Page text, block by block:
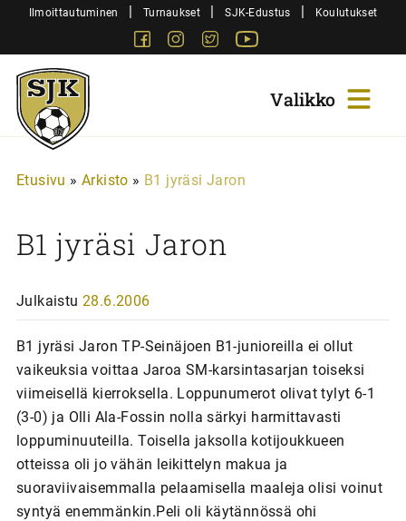
SiirryIlmoittautuminen | Turnaukset | SJK-Edustus | Koulutukset
FacebookInstagram
Twitter
Sjk-
Juniorit
Etusivu » Arkisto » B1 jyräsi Jaron
B1 jyräsi Jaron
Julkaistu 28.6.2006
B1 jyräsi Jaron TP-Seinäjoen B1-junioreilla ei ollut
vaikeuksia voittaa Jaroa SM-karsintasarjan toiseksi
viimeisellä kierroksella. Loppunumerot olivat tylyt 6-1
(3-0) ja Olli Ala-Fossin nolla särkyi harmittavasti
loppuminuuteilla. Toisella jaksolla kotijoukkueen
otteissa oli jo vähän leikittelyn makua ja
suoraviivaisemmalla pelaamisella maaleja olisi voinut
syntyä enemmänkin.Peli oli käytännössä ohi